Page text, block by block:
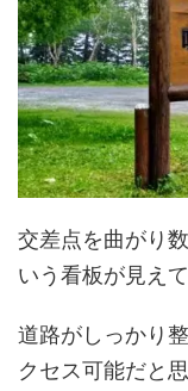
交差点を曲がり
いう看板が見えて
道路がしっかり
クセス可能だと